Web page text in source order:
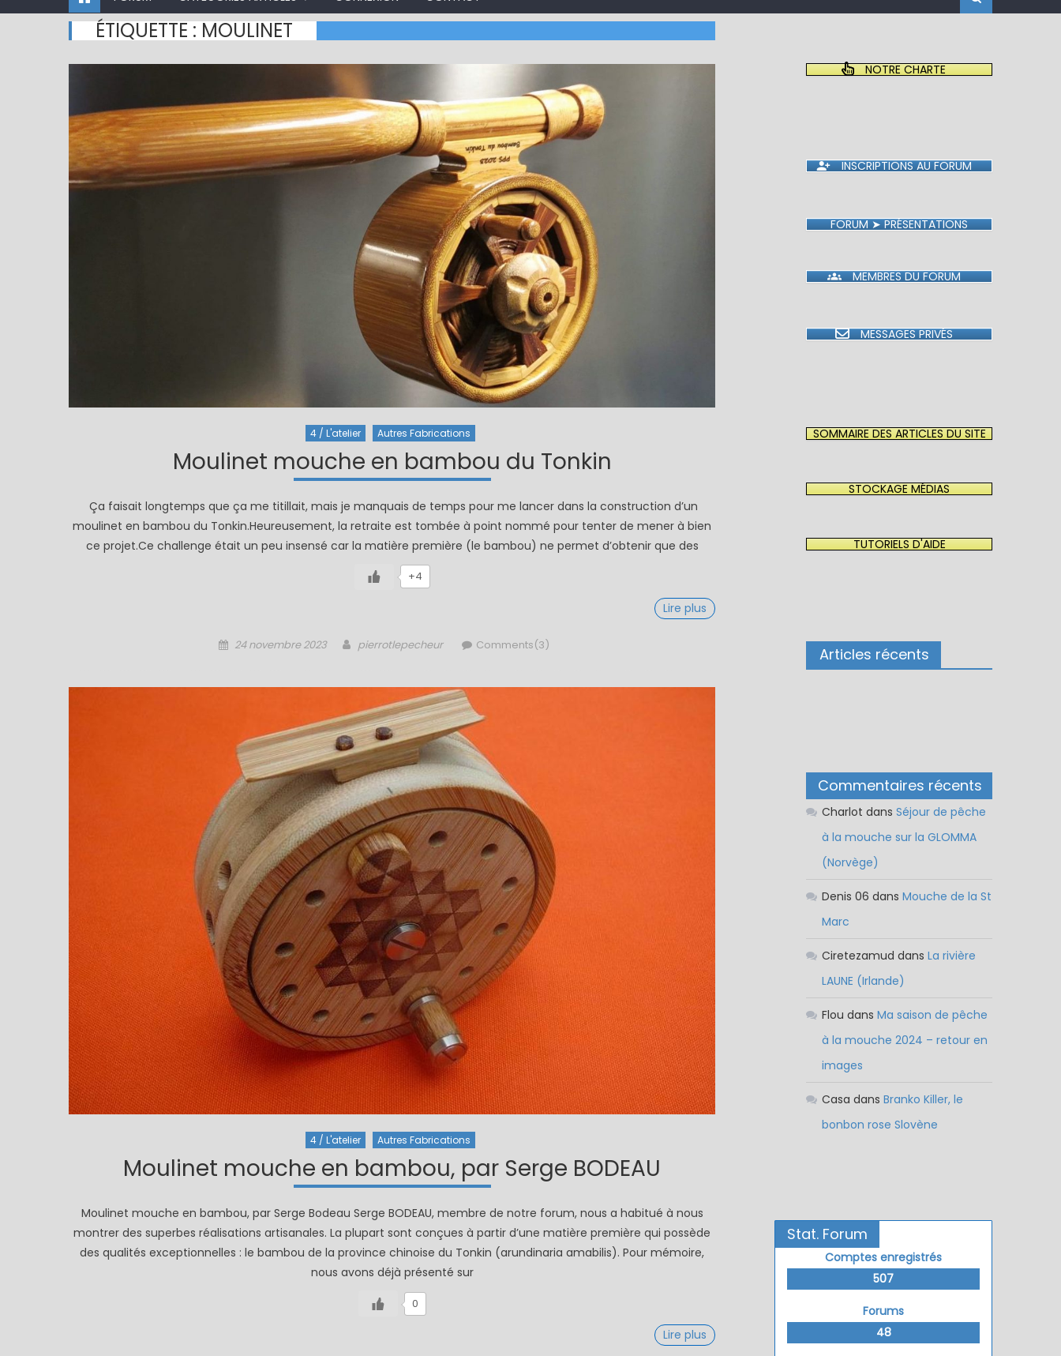
ÉTIQUETTE :MOULINET
4 / L'atelier Autres Fabrications
Moulinet mouche en bambou du Tonkin
Ça faisait longtemps que ça me titillait, mais je manquais de temps pour me lancer dans la construction d’un
moulinet en bambou du Tonkin.Heureusement, la retraite est tombée à point nommé pour tenter de mener à bien
ce projet.Ce challenge était un peu insensé car la matière première (le bambou) ne permet d’obtenir que des
+4
Lire plus
Posted
24 novembre 2023 Author
pierrotlepecheur Comments(3)
4 / L'atelier Autres Fabrications
Moulinet mouche en bambou, par Serge BODEAU
Moulinet mouche en bambou, par Serge Bodeau Serge BODEAU, membre de notre forum, nous a habitué à nous
montrer des superbes réalisations artisanales. La plupart sont conçues à partir d’une matière première qui possède
des qualités exceptionnelles : le bambou de la province chinoise du Tonkin (arundinaria amabilis). Pour mémoire,
nous avons déjà présenté sur
0
Lire plus
NOTRE CHARTE
INSCRIPTIONS AU FORUM
FORUM ➤ PRÉSENTATIONS
MEMBRES DU FORUM
MESSAGES PRIVÉS
SOMMAIRE DES ARTICLES DU SITE
STOCKAGE MÉDIAS
TUTORIELS D'AIDE
Articles récents
Commentaires récents
Charlot dansSéjour de pêche
à la mouche sur la GLOMMA
(Norvège)
Denis 06 dansMouche de la St
Marc
Ciretezamud dansLa rivière
LAUNE (Irlande)
Flou dansMa saison de pêche
à la mouche 2024 – retour en
images
Casa dansBranko Killer, le
bonbon rose Slovène
Stat. Forum
Comptes enregistrés
507
Forums
48